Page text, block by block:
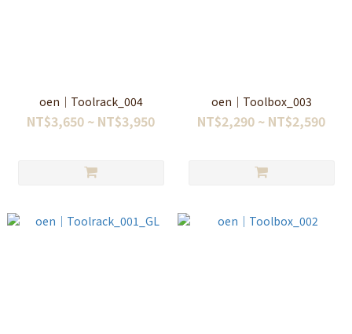
oen｜Toolrack_004
NT$3,650 ~ NT$3,950
oen｜Toolbox_003
NT$2,290 ~ NT$2,590